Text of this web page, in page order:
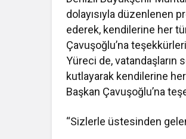
dolayısıyla düzenlenen
ederek, kendilerine her
Çavuşoğlu’na
Yüreci de, vatandaşların
kutlayarak kendilerine
Başkan Çavuşoğlu’na
“Sizlerle üstesinden